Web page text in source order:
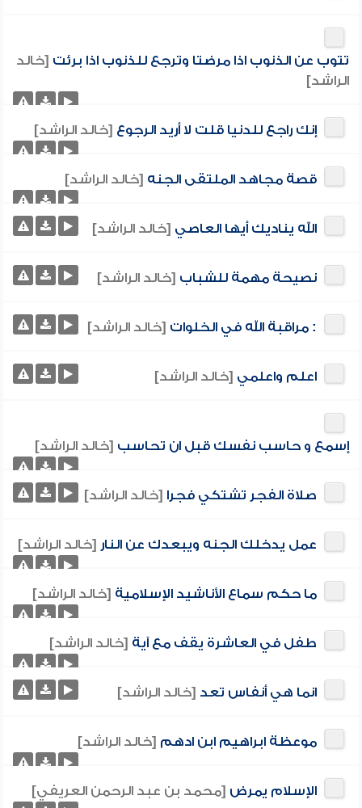
تتوب عن الذنوب اذا مرضتا وترجع للذنوب اذا برئت [خالد
الراشد]
إنك راجع للدنيا قلت لا أريد الرجوع [خالد الراشد]
قصة مجاهد الملتقى الجنه [خالد الراشد]
الله يناديك أيها العاصي [خالد الراشد]
نصيحة مهمة للشباب [خالد الراشد]
: مراقبة الله في الخلوات [خالد الراشد]
اعلم واعلمي [خالد الراشد]
إسمع و حاسب نفسك قبل ان تحاسب [خالد الراشد]
صلاة الفجر تشتكي فجرا [خالد الراشد]
عمل يدخلك الجنه ويبعدك عن النار [خالد الراشد]
ما حكم سماع الأناشيد الإسلامية [خالد الراشد]
طفل في العاشرة يقف مع آية [خالد الراشد]
انما هي أنفاس تعد [خالد الراشد]
موعظة ابراهيم ابن ادهم [خالد الراشد]
الإسلام يمرض [محمد بن عبد الرحمن العريفي]